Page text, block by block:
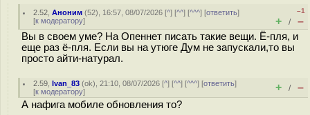
2.52 ,Аноним (52), 16:57, 08/07/2026 [^] [^^] [^^^] [ответить]
[к модератору]
–1
+ / –
Вы в своем уме? На Опеннет писать такие вещи. Ё-пля, и
еще раз ё-пля. Если вы на утюге Дум не запускали,то вы
просто айти-натурал.
2.59 ,Ivan_83 (ok), 21:10, 08/07/2026 [^] [^^] [^^^] [ответить]
[к модератору] + / –
А нафига мобиле обновления то?